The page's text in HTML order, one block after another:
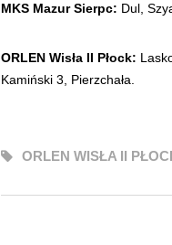
MKS Mazur Sierpc: Dul,
ORLEN Wisła II Płock:
Kamiński 3, Pierzchała.
ORLEN WISŁA II